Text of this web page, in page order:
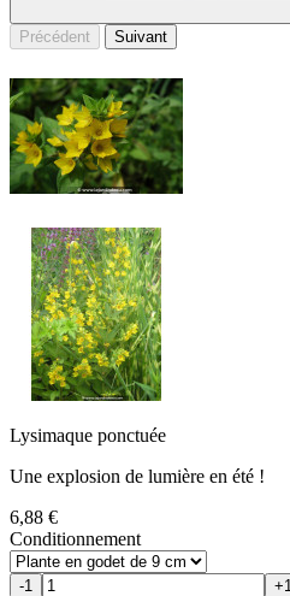
Précédent
Suivant
Lysimaque ponctuée
Une explosion de lumière en été !
6,88 €
Conditionnement
-1
+1